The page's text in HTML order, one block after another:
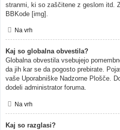
stranmi, ki so zaščitene z geslom itd.
BBKode [img].
Na vrh
Kaj so globalna obvestila?
Globalna obvestila vsebujejo
da jih kar se da pogosto prebirate.
vaše Uporabniške Nadzorne Plošče.
dodeli administrator foruma.
Na vrh
Kaj so razglasi?